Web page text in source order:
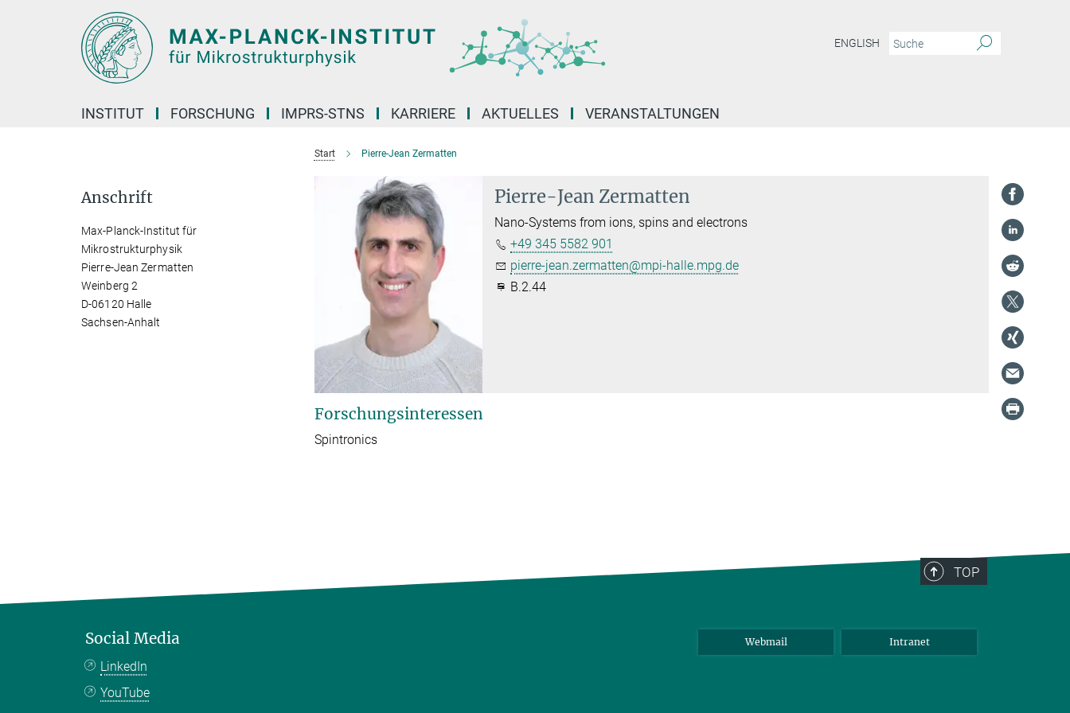
ENGLISH
INSTITUT FORSCHUNG IMPRS-STNS KARRIERE AKTUELLES VERANSTALTUNGEN
Start Pierre-Jean Zermatten
Pierre-Jean Zermatten
Nano-Systems from ions, spins and electrons
+49 345 5582 901
pierre-jean.zermatten@mpi-halle.mpg.de
B.2.44
Forschungsinteressen
Spintronics
Anschrift
Max-Planck-Institut für
Mikrostrukturphysik
Pierre-Jean Zermatten
Weinberg 2
D-06120 Halle
Sachsen-Anhalt
TOP
Social Media
LinkedIn
YouTube
Webmail Intranet